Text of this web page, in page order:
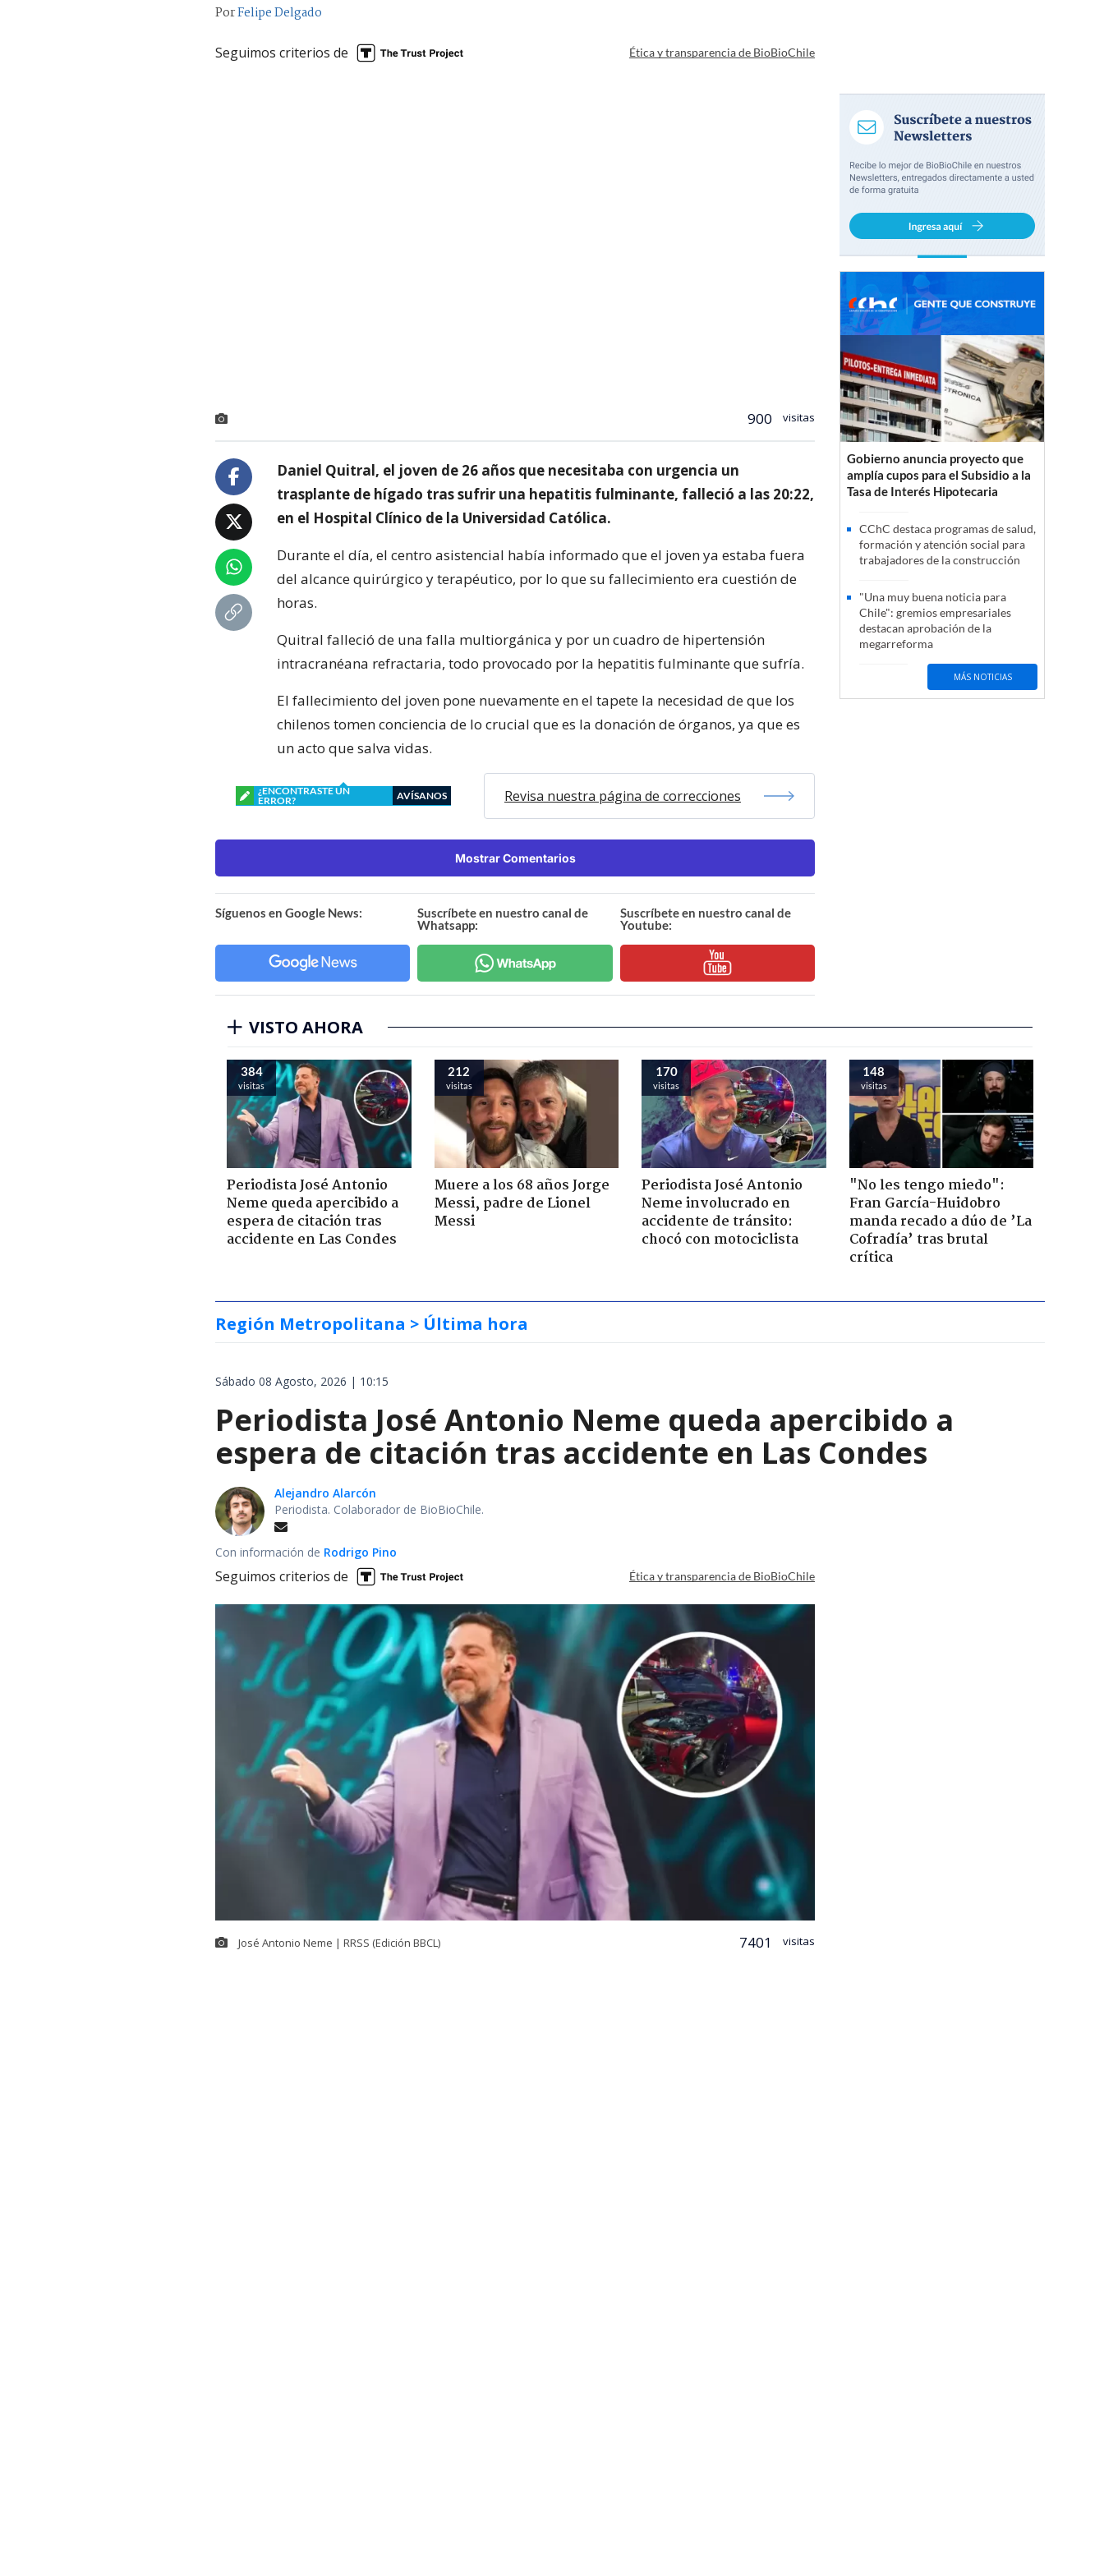
PorFelipe Delgado
Seguimos criterios de Ética y transparencia de BioBioChile
900 visitas
Daniel Quitral, el joven de 26 años que necesitaba con urgencia un
trasplante de hígado tras sufrir una hepatitis fulminante, falleció a las 20:22,
en el Hospital Clínico de la Universidad Católica.
Durante el día, el centro asistencial había informado que el joven ya estaba fuera
del alcance quirúrgico y terapéutico, por lo que su fallecimiento era cuestión de
horas.
Quitral falleció de una falla multiorgánica y por un cuadro de hipertensión
intracranéana refractaria, todo provocado por la hepatitis fulminante que sufría.
El fallecimiento del joven pone nuevamente en el tapete la necesidad de que los
chilenos tomen conciencia de lo crucial que es la donación de órganos, ya que es
un acto que salva vidas.
¿ENCONTRASTE UN
ERROR?
AVÍSANOS Revisa nuestra página de correcciones
Mostrar Comentarios
Síguenos en Google News:
Suscríbete en nuestro canal de
Whatsapp:
Suscríbete en nuestro canal de
Youtube:
Gobierno anuncia proyecto que
amplía cupos para el Subsidio a la
Tasa de Interés Hipotecaria
CChC destaca programas de salud,
formación y atención social para
trabajadores de la construcción
"Una muy buena noticia para
Chile": gremios empresariales
destacan aprobación de la
megarreforma
MÁS NOTICIAS
VISTO AHORA
384
visitas
Periodista José Antonio
Neme queda apercibido a
espera de citación tras
accidente en Las Condes
212
visitas
Muere a los 68 años Jorge
Messi, padre de Lionel
Messi
170
visitas
Periodista José Antonio
Neme involucrado en
accidente de tránsito:
chocó con motociclista
148
visitas
"No les tengo miedo":
Fran García-Huidobro
manda recado a dúo de ’La
Cofradía’ tras brutal
crítica
Región Metropolitana > Última hora
Sábado 08 Agosto, 2026 | 10:15
Periodista José Antonio Neme queda apercibido a
espera de citación tras accidente en Las Condes
Alejandro Alarcón
Periodista. Colaborador de BioBioChile.
Con información de Rodrigo Pino
Seguimos criterios de Ética y transparencia de BioBioChile
José Antonio Neme | RRSS (Edición BBCL) 7401 visitas